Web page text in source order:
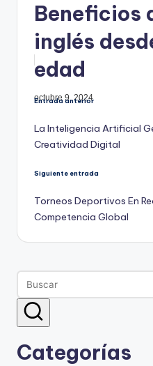
Beneficios
inglés
edad
octubre 9, 2024
Navegación
de
entradas
Entrada anterior
La Inteligencia Artificial
Creatividad Digital
Siguiente entrada
Torneos Deportivos En
Competencia Global
Categorías